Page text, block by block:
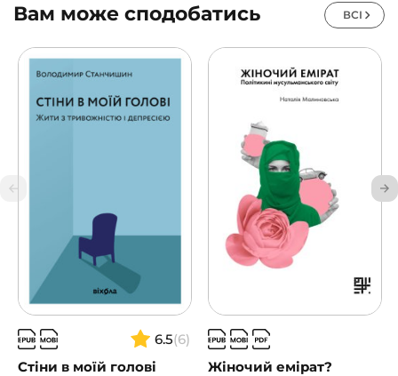
Вам може сподобатись ВСІ
6.5(6)
Стіни в моїй голові
Жіночий емірат?